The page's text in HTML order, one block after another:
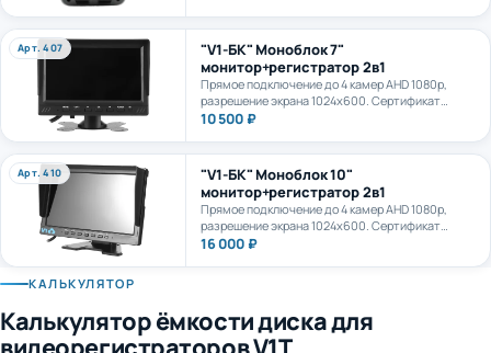
microSD до 1Тб.
Арт. 407
"V1-БК" Моноблок 7"
монитор+регистратор 2в1
Прямое подключение до 4 камер AHD 1080p,
разрешение экрана 1024х600. Сертификат
ПП969.
10 500 ₽
Арт. 410
"V1-БК" Моноблок 10"
монитор+регистратор 2в1
Прямое подключение до 4 камер AHD 1080p,
разрешение экрана 1024х600. Сертификат
ПП969.
16 000 ₽
КАЛЬКУЛЯТОР
Калькулятор ёмкости диска для
видеорегистраторов V1T